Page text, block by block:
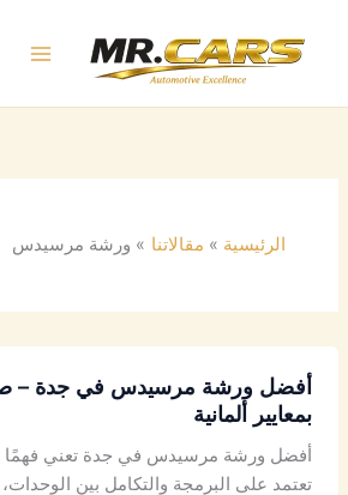
المحتوى
الرئيسية مقالاتنا ورشة مرسيدس
أفضل ورشة مرسيدس في جدة –
بمعايير ألمانية
أفضل ورشة مرسيدس في جدة تعني فهمًا
تعتمد على البرمجة والتكامل بين